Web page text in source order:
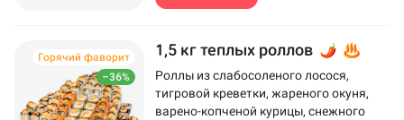
–36%
Горячий фаворит 1,5 кг теплых роллов
Роллы из слабосоленого лосося,
тигровой креветки, жареного окуня,
варено-копченой курицы, снежного